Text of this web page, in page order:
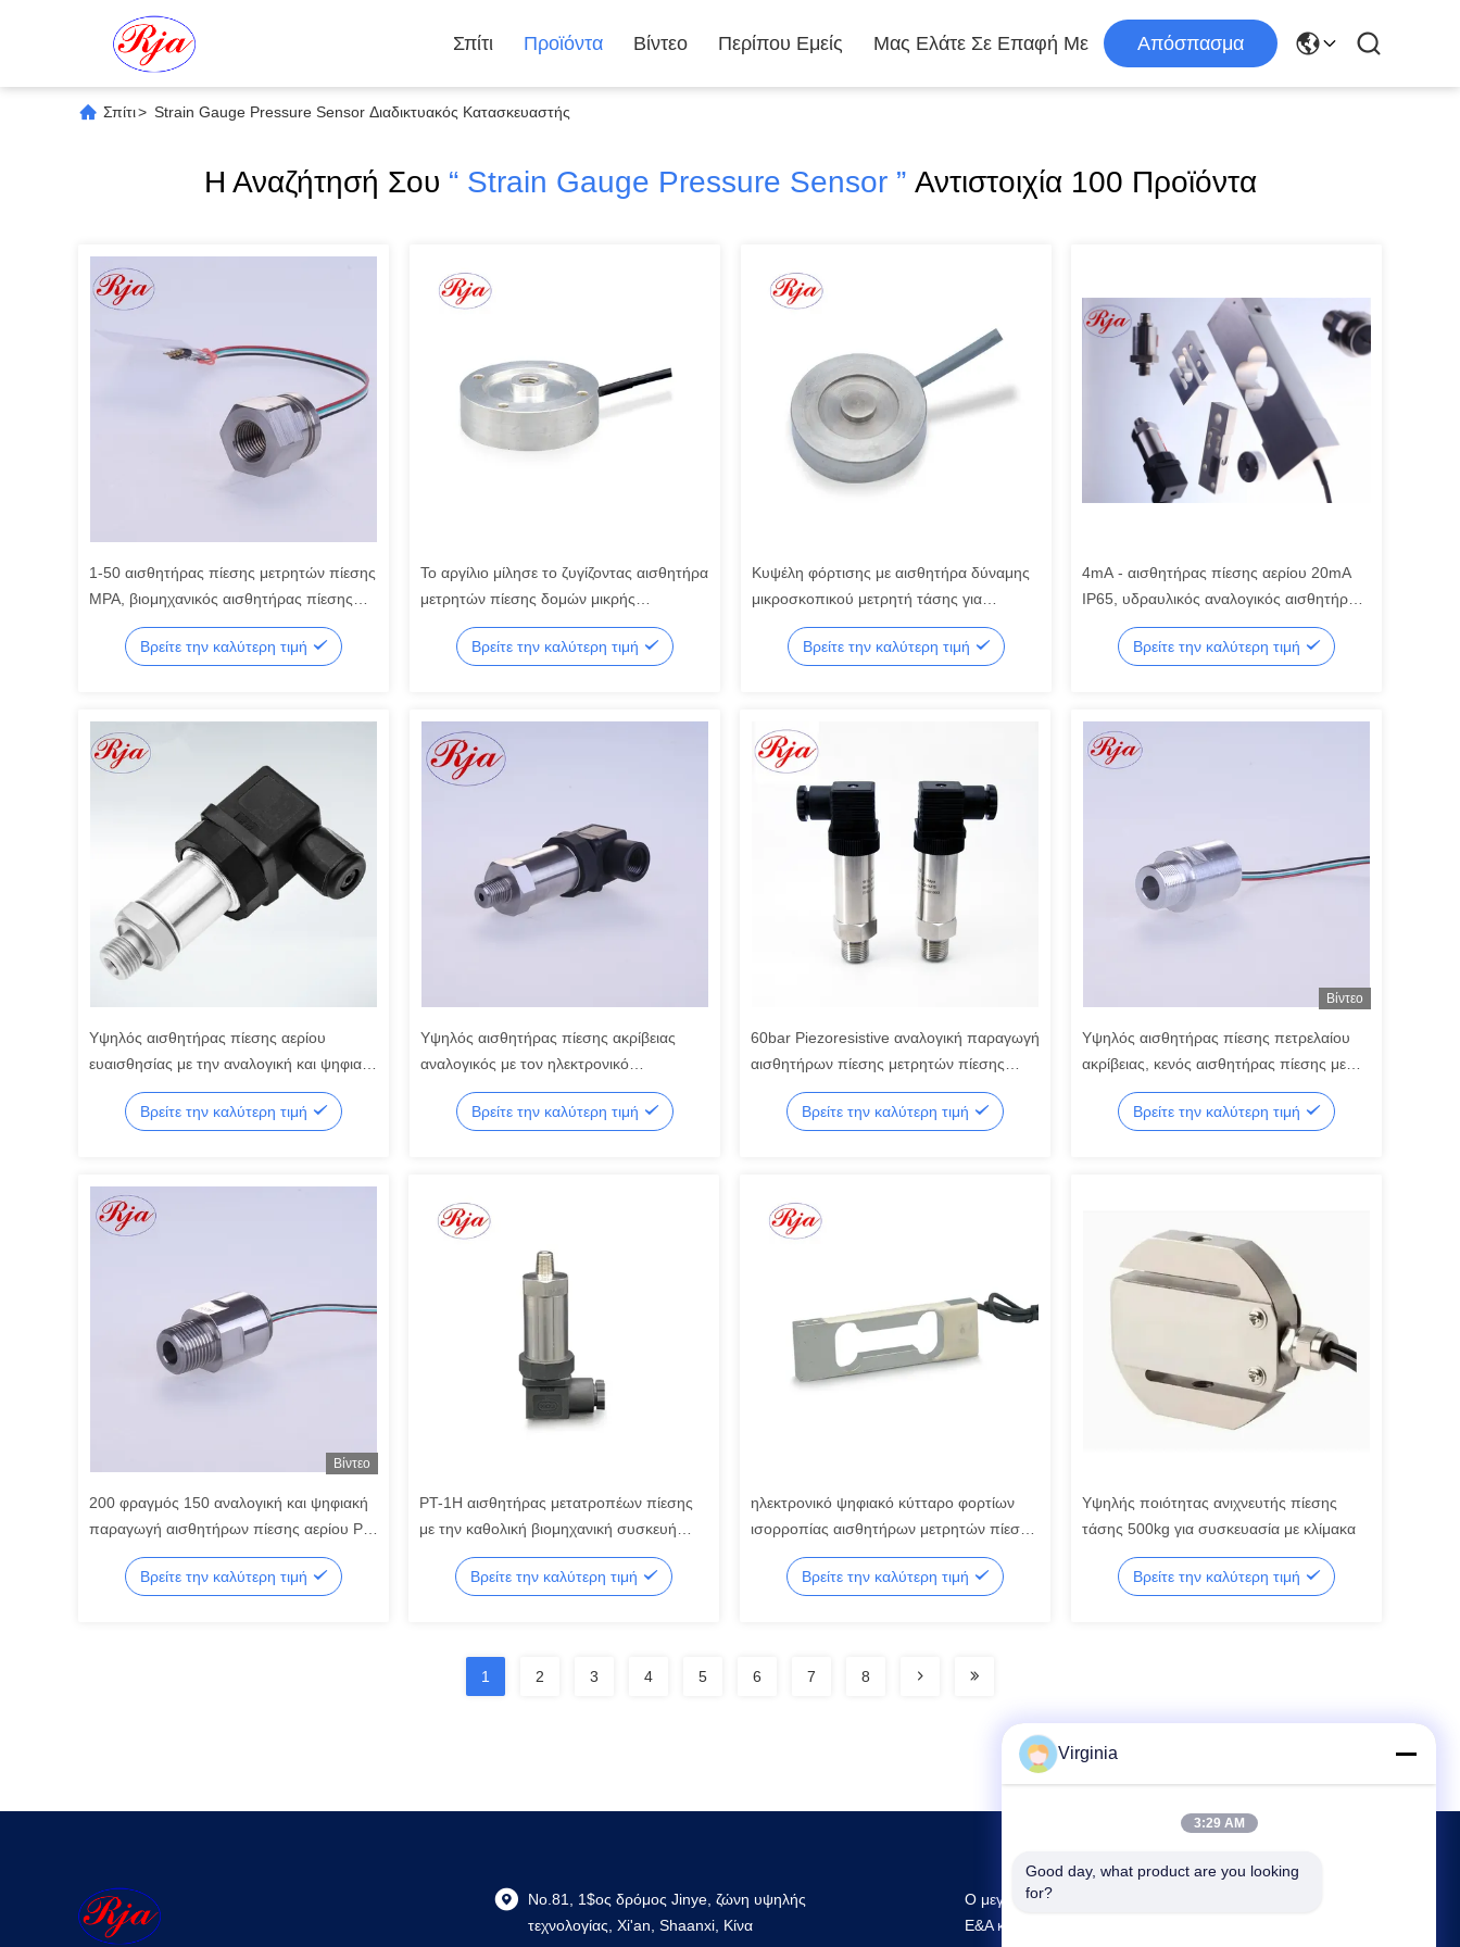
Σπίτι Προϊόντα Βίντεο Περίπου Εμείς Μας Ελάτε Σε Επαφή Με Απόσπασμα
Σπίτι> Strain Gauge Pressure Sensor Διαδικτυακός Κατασκευαστής
Η Αναζήτησή Σου “ Strain Gauge Pressure Sensor ”Αντιστοιχία 100 Προϊόντα
1-50 αισθητήρας πίεσης μετρητών πίεσης
MPA, βιομηχανικός αισθητήρας πίεσης
χαμηλότερου κόστους
Βρείτε την καλύτερη τιμή
Το αργίλιο μίλησε το ζυγίζοντας αισθητήρα
μετρητών πίεσης δομών μικρής
ακτινοβολίας κυττάρων φορτίων τύπων
Βρείτε την καλύτερη τιμή
Κυψέλη φόρτισης με αισθητήρα δύναμης
μικροσκοπικού μετρητή τάσης για
βιομηχανία ρομπότ 500kg 200kg 50kg
Βρείτε την καλύτερη τιμή
4mA - αισθητήρας πίεσης αερίου 20mA
IP65, υδραυλικός αναλογικός αισθητήρας
πίεσης νερού
Βρείτε την καλύτερη τιμή
Υψηλός αισθητήρας πίεσης αερίου
ευαισθησίας με την αναλογική και ψηφιακή
παραγωγή 100psi/150psi/200psi
Βρείτε την καλύτερη τιμή
Υψηλός αισθητήρας πίεσης ακρίβειας
αναλογικός με τον ηλεκτρονικό
αεροσυμπιεστή
Βρείτε την καλύτερη τιμή
60bar Piezoresistive αναλογική παραγωγή
αισθητήρων πίεσης μετρητών πίεσης
βιομηχανίας
Βρείτε την καλύτερη τιμή
Βίντεο
Υψηλός αισθητήρας πίεσης πετρελαίου
ακρίβειας, κενός αισθητήρας πίεσης με
την ευρεία σειρά πίεσης
Βρείτε την καλύτερη τιμή
Βίντεο
200 φραγμός 150 αναλογική και ψηφιακή
παραγωγή αισθητήρων πίεσης αερίου PSI
διαθέσιμη
Βρείτε την καλύτερη τιμή
PT-1H αισθητήρας μετατροπέων πίεσης
με την καθολική βιομηχανική συσκευή
αποστολής σημάτων απόλυτης πίεσης
Βρείτε την καλύτερη τιμή
ηλεκτρονικό ψηφιακό κύτταρο φορτίων
ισορροπίας αισθητήρων μετρητών πίεσης
υψηλής ακρίβειας 300g 600g
Βρείτε την καλύτερη τιμή
Υψηλής ποιότητας ανιχνευτής πίεσης
τάσης 500kg για συσκευασία με κλίμακα
Βρείτε την καλύτερη τιμή
1 2 3 4 5 6 7 8
No.81, 1$ος δρόμος Jinye, ζώνη υψηλής
τεχνολογίας, Xi'an, Shaanxi, Κίνα
Ο μεγαλύτερος συγκολλητικός προμηθευτής
Ε&Α και παραγωγής στην Κίνα
Virginia
3:29 AM
Good day, what product are you looking
for?